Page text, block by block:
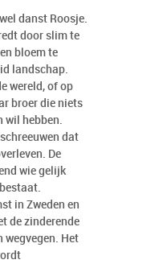
danst Roosje.
door slim te
bloem te
landschap.
wereld, of op
broer die niets
wil hebben.
dat
De
wie gelijk
in Zweden en
de zinderende
wegvegen. Het